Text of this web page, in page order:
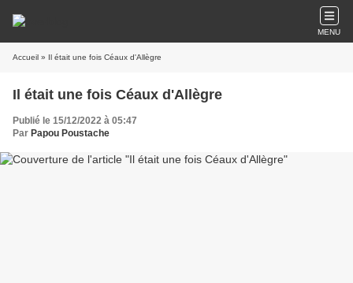
MENU
Accueil » Il était une fois Céaux d'Allègre
Il était une fois Céaux d'Allègre
Publié le 15/12/2022 à 05:47
Par Papou Poustache